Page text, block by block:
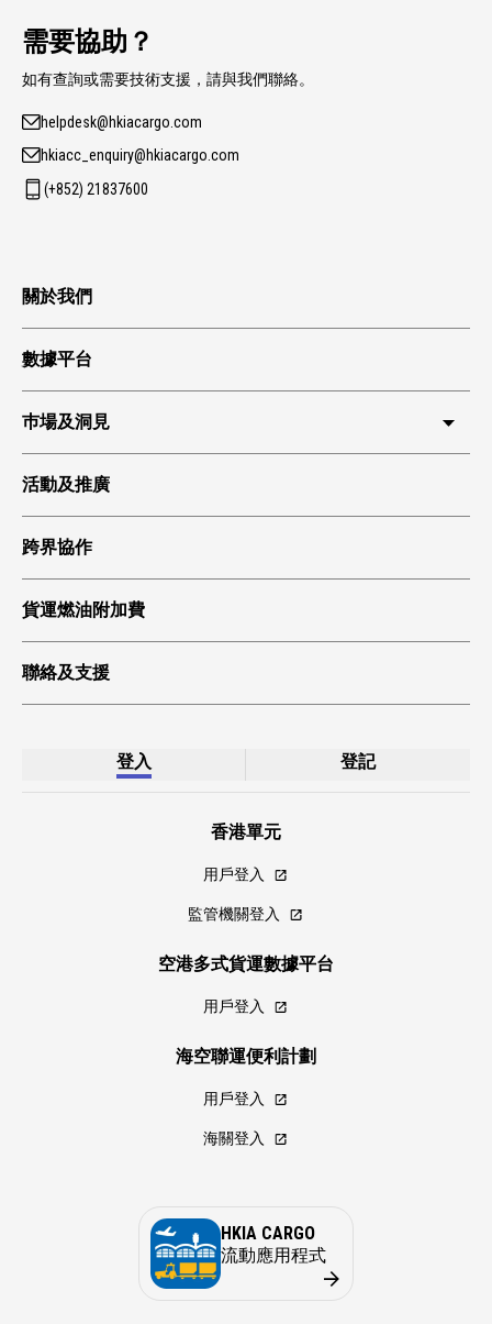
需要協助？
如有查詢或需要技術支援，請與我們聯絡。
helpdesk@hkiacargo.com
hkiacc_enquiry@hkiacargo.com
(+852) 21837600
關於我們
數據平台
巿場及洞見
活動及推廣
跨界協作
貨運燃油附加費
聯絡及支援
登入 登記
香港單元
用戶登入
監管機關登入
空港多式貨運數據平台
用戶登入
海空聯運便利計劃
用戶登入
海關登入
HKIA CARGO
流動應用程式